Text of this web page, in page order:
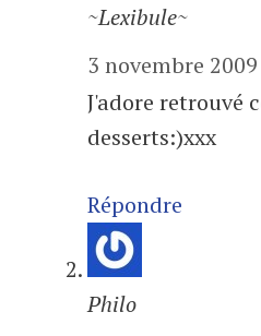
~Lexibule~
3 novembre
J'adore retrouvé
desserts:)xxx
Répondre
Philo